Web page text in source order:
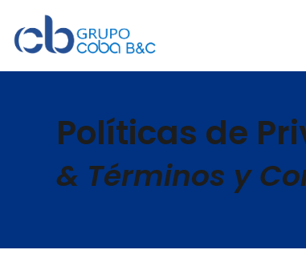
Políticas de
& Términos y